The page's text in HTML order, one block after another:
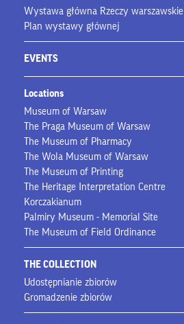
Wystawa główna Rzeczy warszawskie
Plan wystawy głównej
EVENTS
Locations
Museum of Warsaw
The Praga Museum of Warsaw
The Museum of Pharmacy
The Wola Museum of Warsaw
The Museum of Printing
The Heritage Interpretation Centre
Korczakianum
Palmiry Museum - Memorial Site
The Museum of Field Ordinance
THE COLLECTION
Udostępnianie zbiorów
Gromadzenie zbiorów